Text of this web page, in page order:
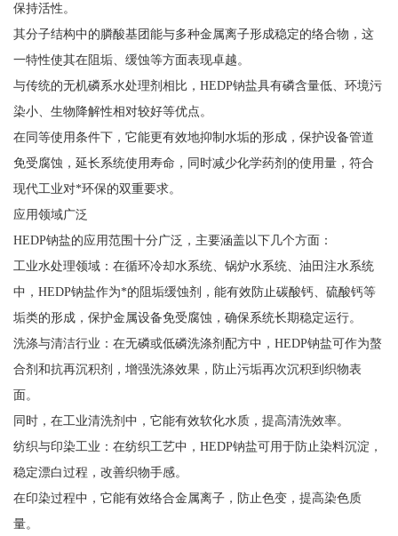
保持活性。
其分子结构中的膦酸基团能与多种金属离子形成稳定的络合物，这
一特性使其在阻垢、缓蚀等方面表现卓越。
与传统的无机磷系水处理剂相比，HEDP钠盐具有磷含量低、环境污
染小、生物降解性相对较好等优点。
在同等使用条件下，它能更有效地抑制水垢的形成，保护设备管道
免受腐蚀，延长系统使用寿命，同时减少化学药剂的使用量，符合
现代工业对*环保的双重要求。
应用领域广泛
HEDP钠盐的应用范围十分广泛，主要涵盖以下几个方面：
工业水处理领域：在循环冷却水系统、锅炉水系统、油田注水系统
中，HEDP钠盐作为*的阻垢缓蚀剂，能有效防止碳酸钙、硫酸钙等
垢类的形成，保护金属设备免受腐蚀，确保系统长期稳定运行。
洗涤与清洁行业：在无磷或低磷洗涤剂配方中，HEDP钠盐可作为螯
合剂和抗再沉积剂，增强洗涤效果，防止污垢再次沉积到织物表
面。
同时，在工业清洗剂中，它能有效软化水质，提高清洗效率。
纺织与印染工业：在纺织工艺中，HEDP钠盐可用于防止染料沉淀，
稳定漂白过程，改善织物手感。
在印染过程中，它能有效络合金属离子，防止色变，提高染色质
量。